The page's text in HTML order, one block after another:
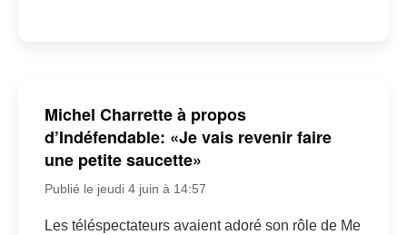
Michel Charrette à propos
d’Indéfendable: «Je vais revenir faire
une petite saucette»
Publié le jeudi 4 juin à 14:57
Les téléspectateurs avaient adoré son rôle de Me